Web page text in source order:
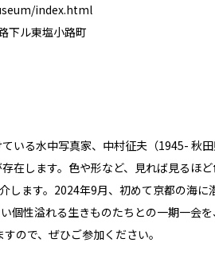
index.html
下ル東塩小路町
いる水中写真家、中村征夫（1945- 秋
在します。色や形など、見れば見るほ
します。2024年9月、初めて京都の海
個性溢れる生きものたちとの一期一会
ので、ぜひご参加ください。